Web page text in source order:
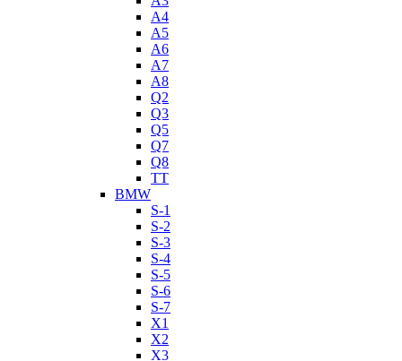
A4
A5
A6
A7
A8
Q2
Q3
Q5
Q7
Q8
TT
BMW
S-1
S-2
S-3
S-4
S-5
S-6
S-7
X1
X2
X3